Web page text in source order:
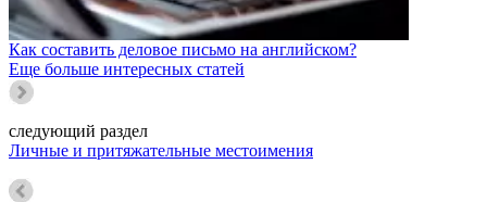
Как составить деловое письмо на английском?
Еще больше интересных статей
следующий раздел
Личные и притяжательные местоимения